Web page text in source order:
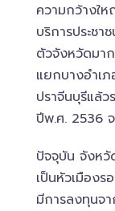
ความกว้างใ
บริการประชา
ตัวจังหวัดมา
แยกบางอำเ
ปราจีนบุรีแล้
ปีพ.ศ. 2536
ปัจจุบัน จังห
เป็นหัวเมือง
มีการลงทุนจา